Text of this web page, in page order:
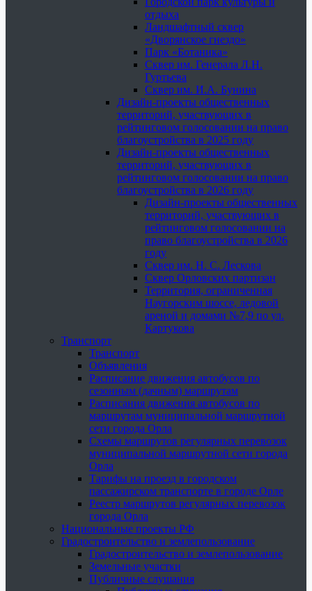
отдыха
Ландшафтный сквер
«Дворянское гнездо»
Парк «Ботаника»
Сквер им. Генерала Л.Н.
Гуртьева
Сквер им. И.А. Бунина
Дизайн-проекты общественных
территорий, участвующих в
рейтинговом голосовании на право
благоустройства в 2025 году
Дизайн-проекты общественных
территорий, участвующих в
рейтинговом голосовании на право
благоустройства в 2026 году
Дизайн-проекты общественных
территорий, участвующих в
рейтинговом голосовании на
право благоустройства в 2026
году
Сквер им. Н. С. Лескова
Сквер Орловских партизан
Территория, ограниченная
Наугорским шоссе, ледовой
ареной и домами №7,9 по ул.
Картукова
Транспорт
Транспорт
Объявления
Расписание движения автобусов по
сезонным (дачным) маршрутам
Расписания движения автобусов по
маршрутам муниципальной маршрутной
сети города Орла
Схемы маршрутов регулярных перевозок
муниципальной маршрутной сети города
Орла
Тарифы на проезд в городском
пассажирском транспорте в городе Орле
Реестр маршрутов регулярных перевозок
города Орла
Национальные проекты РФ
Градостроительство и землепользование
Градостроительство и землепользование
Земельные участки
Публичные слушания